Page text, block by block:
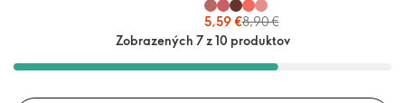
5,59 €8,90 €
Zobrazených 7 z 10 produktov